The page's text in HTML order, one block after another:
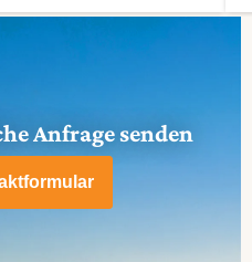
Anfrage senden